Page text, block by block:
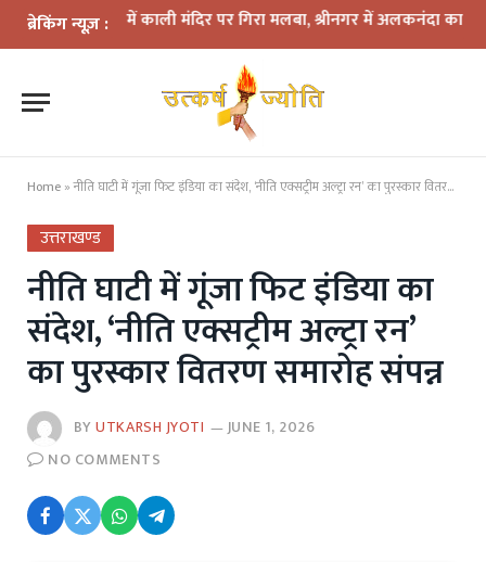
ब्रेकिंग न्यूज़ :
में काली मंदिर पर गिरा मलबा, श्रीनगर में अलकनंदा का जलस्तर खतरे
Home »नीति घाटी में गूंजा फिट इंडिया का संदेश, ‘नीति एक्सट्रीम अल्ट्रा रन’ का पुरस्कार वितरण समारोह संपन्न
उत्तराखण्ड
नीति घाटी में गूंजा फिट इंडिया का
संदेश, ‘नीति एक्सट्रीम अल्ट्रा रन’
का पुरस्कार वितरण समारोह संपन्न
BYUTKARSH JYOTI
JUNE 1, 2026
NO COMMENTS